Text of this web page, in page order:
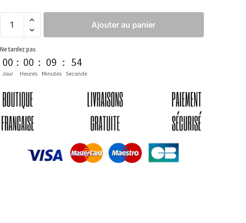
Ajouter au panier
Ne tardez pas
00
Jour
: 00
Heures
: 09
Minutes
: 53
Seconde